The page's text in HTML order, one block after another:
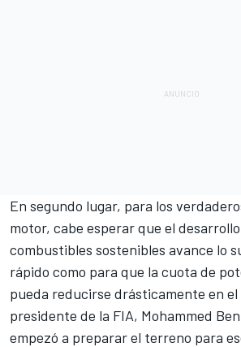
En segundo lugar, para los
motor, cabe esperar que el
combustibles sostenibles avance lo
rápido como para que la cuota de
pueda reducirse drásticamente en
presidente de la FIA, Mohammed
empezó a preparar el terreno para